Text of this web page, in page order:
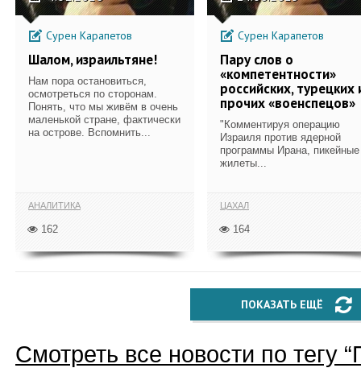
Сурен Карапетов
Шалом, израильтяне!
Нам пора остановиться,
осмотреться по сторонам.
Понять, что мы живём в очень
маленькой стране, фактически
на острове. Вспомнить...
АНАЛИТИКА
162
Сурен Карапетов
Пару слов о
«компетентности»
российских, турецких
прочих «военспецов»
"Комментируя операцию
Израиля против ядерной
программы Ирана, пикейные
жилеты...
ЦАХАЛ
164
ПОКАЗАТЬ ЕЩЁ
Смотреть все новости по тегу “